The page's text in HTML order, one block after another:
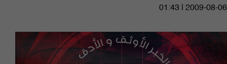
01:43 | 2009-08-06